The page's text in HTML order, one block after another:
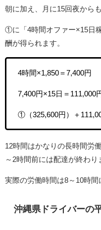
朝に加え、月に15回夜から
①に「4時間オファー×15日
酬が得られます。
4時間×1,850＝7,400円
7,400円×15日＝111,000
①（325,600円）＋
12時間はかなりの長時間労
～2時間前には配達が終わり
実際の労働時間は8～10時間
沖縄県ドライバーの